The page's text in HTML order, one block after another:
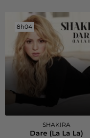
8h04
8h04
SHAKIRA
Dare (la La La)